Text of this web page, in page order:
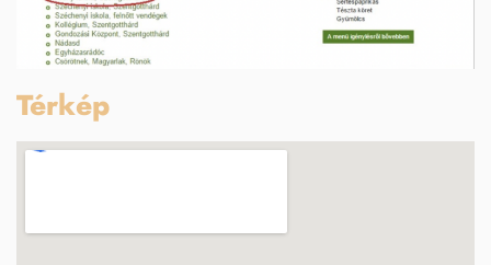
Térkép